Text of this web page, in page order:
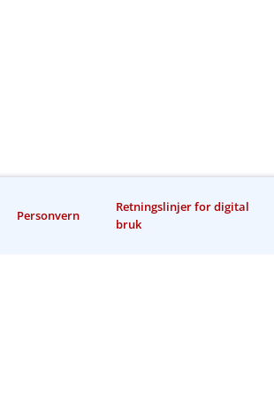
Personvern
Retningslinjer for digital
bruk